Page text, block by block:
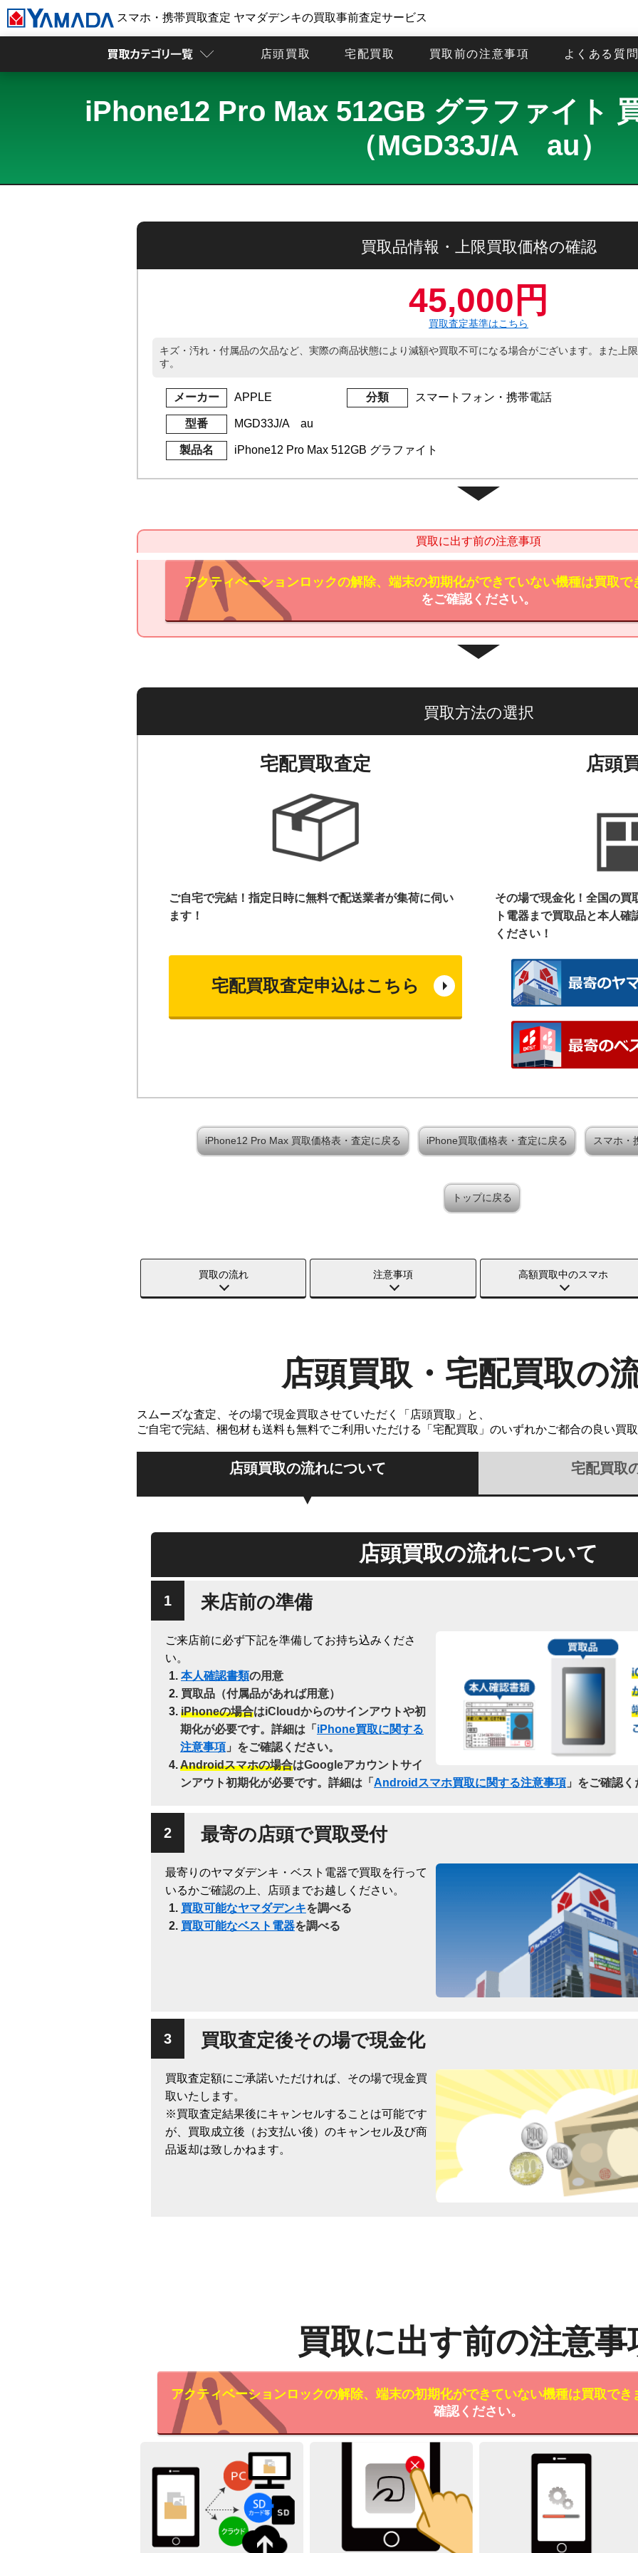
スマホ・携帯買取査定 ヤマダデンキの買取事前査定サービス
店頭買取 宅配買取 買取前の注意事項 よくある質
iPhone12 Pro Max 512GB グラファイト
（MGD33J/A au）
買取品情報・上限買取価格の確認
45,000円
買取査定基準はこちら
キズ・汚れ・付属品の欠品など、実際の商品状態により減額や買取不可になる場合がございます。また上
す。
メーカー APPLE 分類 スマートフォン・携帯電話
型番 MGD33J/A au
製品名 iPhone12 Pro Max 512GB グラファイト
買取に出す前の注意事項
アクティベーションロックの解除、端末の初期化ができていない機種は買取で
をご確認ください。
買取方法の選択
宅配買取査定
ご自宅で完結！指定日時に無料で配送業者が集荷に伺い
ます！
宅配買取査定申込はこちら
店頭
その場で現金化！全国の買
ト電器まで買取品と本人確
ください！
iPhone12 Pro Max 買取価格表・査定に戻る iPhone買取価格表・査定に戻る スマホ・
トップに戻る
買取の流れ 注意事項 高額買取中のスマホ
店頭買取・宅配買取の
スムーズな査定、その場で現金買取させていただく「店頭買取」と、
ご自宅で完結、梱包材も送料も無料でご利用いただける「宅配買取」のいずれかご都合の良い買
店頭買取の流れについて 宅配買取
店頭買取の流れについて
来店前の準備
ご来店前に必ず下記を準備してお持ち込みくださ
い。
本人確認書類の用意
買取品（付属品があれば用意）
iPhoneの場合はiCloudからのサインアウトや初
期化が必要です。詳細は「 iPhone買取に関する
注意事項 」をご確認ください。
Androidスマホの場合はGoogleアカウントサイ
ンアウト初期化が必要です。詳細は「 Androidスマホ買取に関する注意事項 」をご確認
最寄の店頭で買取受付
最寄りのヤマダデンキ・ベスト電器で買取を行って
いるかご確認の上、店頭までお越しください。
買取可能なヤマダデンキを調べる
買取可能なベスト電器を調べる
買取査定後その場で現金化
買取査定額にご承諾いただければ、その場で現金買
取いたします。
※買取査定結果後にキャンセルすることは可能です
が、買取成立後（お支払い後）のキャンセル及び商
品返却は致しかねます。
買取に出す前の注意事
アクティベーションロックの解除、端末の初期化ができていない機種は買取でき
確認ください。